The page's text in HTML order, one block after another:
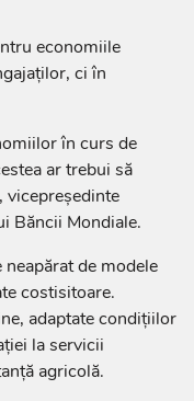
economiile
ci în
în curs de
ar trebui să
vicepreședinte
Băncii Mondiale.
de modele
costisitoare.
adaptate condițiilor
la servicii
agricolă.